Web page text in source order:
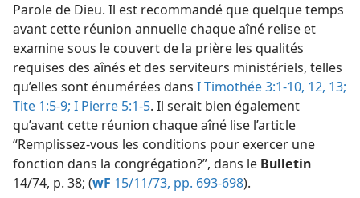
Parole de Dieu. Il est recommandé que quelque temps
avant cette réunion annuelle chaque aîné relise et
examine sous le couvert de la prière les qualités
requises des aînés et des serviteurs ministériels, telles
qu’elles sont énumérées dans I Timothée 3:1-10, 12, 13;
Tite 1:5-9; I Pierre 5:1-5. Il serait bien également
qu’avant cette réunion chaque aîné lise l’article
“Remplissez-​vous les conditions pour exercer une
fonction dans la congrégation?”, dans le Bulletin
14/74, p. 38; (wF 15/11/73, pp. 693-698).